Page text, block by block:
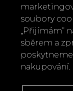
soubory
„Přijímám“
sběrem a
nakupování.